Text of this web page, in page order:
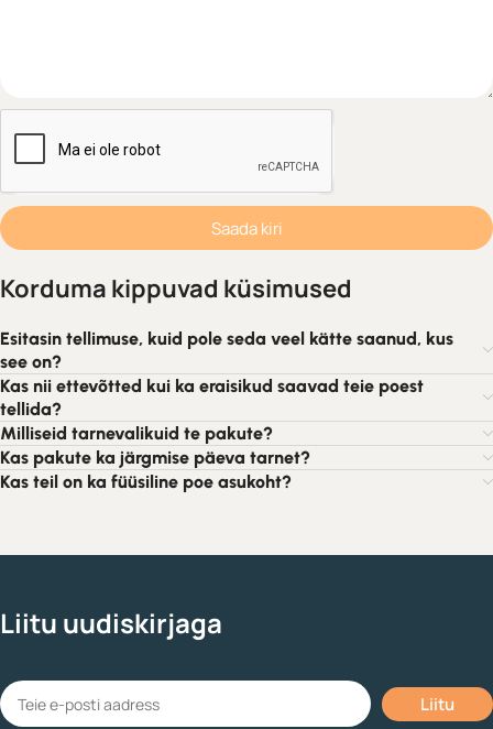
Saada kiri
Korduma kippuvad küsimused
Esitasin tellimuse, kuid pole seda veel kätte saanud, kus
see on?
Kas nii ettevõtted kui ka eraisikud saavad teie poest
tellida?
Milliseid tarnevalikuid te pakute?
Kas pakute ka järgmise päeva tarnet?
Kas teil on ka füüsiline poe asukoht?
Liitu uudiskirjaga